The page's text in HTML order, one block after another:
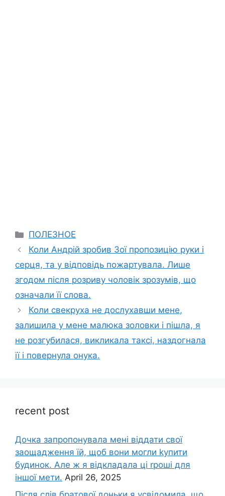
Categories
ПОЛЕЗНОЕ
Коли Андрій зробив Зої пропозицію руки і
серця, та у відповідь пожартувала. Лише
згодом після розриву чоловік зрозумів, що
означали її слова.
Коли свекруха не дослухавши мене,
залишила у мене малюка золовки і пішла, я
не розгубилася, викликала таксі, наздогнала
її і повернула онука.
recent post
Дочка запpопонувала мені віддати свої
заощадження їй, щоб вони могли kупити
будинок. Але ж я відкладала ці rроші для
іншої мети. April 26, 2025